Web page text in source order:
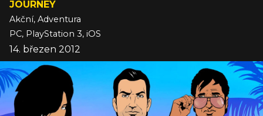
JOURNEY
Akční, Adventura
PC, PlayStation 3, iOS
14. březen 2012